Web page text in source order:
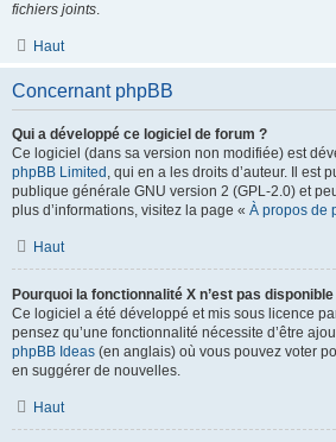
fichiers joints.
Haut
Concernant phpBB
Qui a développé ce logiciel de forum ?
Ce logiciel (dans sa version non modifiée) est
phpBB Limited , qui en a les droits d’auteur. Il est
publique générale GNU version 2 (GPL-2.0) et
plus d’informations, visitez la page « À propos de
Haut
Pourquoi la fonctionnalité X n’est pas disponible
Ce logiciel a été développé et mis sous licence
pensez qu’une fonctionnalité nécessite d’être
phpBB Ideas (en anglais) où vous pouvez voter
en suggérer de nouvelles.
Haut